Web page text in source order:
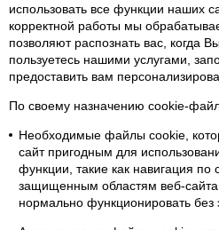
использовать все функции наших
корректной работы мы
позволяют распознать вас, когда
пользуетесь нашими услугами,
предоставить вам
По своему назначению cookie-
Необходимые файлы cookie ,
сайт пригодным для
функции, такие как навигация по
защищенным областям веб-
нормально функционировать без